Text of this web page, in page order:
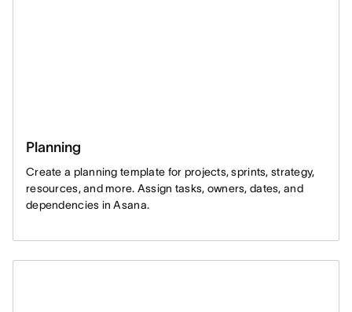
Planning
Create a planning template for projects, sprints, strategy,
resources, and more. Assign tasks, owners, dates, and
dependencies in Asana.